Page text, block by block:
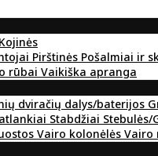
Kojinės
Pirštinės Pošalmiai ir
rūbai Vaikiška apranga
dviračių dalys/baterijos
Stabdžiai Stebulės/
Vairo kolonėlės Vairo